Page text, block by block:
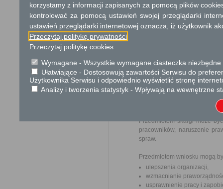
Opłata skarbowa w kwocie
Opłata skarbowa w
jego odpisu, wypisu lub
Odwołanie wnosi się do
pośrednictwem organu,
Urzędzie lub data jego
opłat.
Przedmiotem skargi może
pracowników, naruszenie
spraw.
Przedmiotem wniosku mogą
ulepszenia organizacji,
wzmacnianie
usprawnienie pracy i
korzystamy z informacji zapisanych za pomocą plików
kontrolować za pomocą ustawień swojej przeglądarki
ustawień przeglądarki internetowej oznacza, iż użytkownik
Przeczytaj politykę prywatności
Przeczytaj politykę cookies
Wymagane - Wszystkie wymagane ciasteczka
Ułatwiające - Dostosowują zawartości Serwisu do
Użytkownika Serwisu i odpowiednio wyświetlić stronę
Analizy i tworzenia statystyk - Wpływają na wewnętrzne